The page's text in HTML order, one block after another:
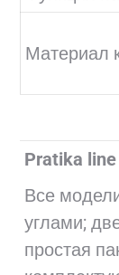
Материал
Pratika line
Все
углами;
простая